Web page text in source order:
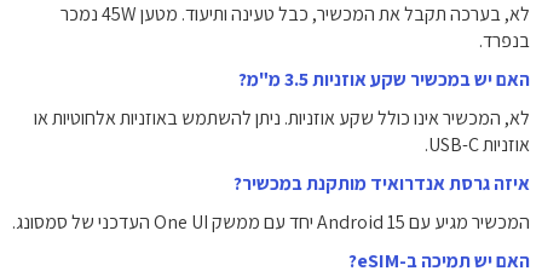
לא, בערכה תקבל את המכשיר, כבל טעינה ותיעוד. מטען 45W נמכר
בנפרד.
האם יש במכשיר שקע אוזניות 3.5 מ"מ?
לא, המכשיר אינו כולל שקע אוזניות. ניתן להשתמש באוזניות אלחוטיות או
אוזניות USB-C.
איזה גרסת אנדרואיד מותקנת במכשיר?
המכשיר מגיע עם Android 15 יחד עם ממשק One UI העדכני של סמסונג.
האם יש תמיכה ב-eSIM?